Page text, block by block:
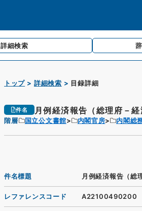
詳細検索
トップ 詳細検索 目録詳細
件名 月例経済報告（総理府－経
階層 国立公文書館 内閣官房 内閣総
件名標題 月例経済報告（総
レファレンスコード A22100490200